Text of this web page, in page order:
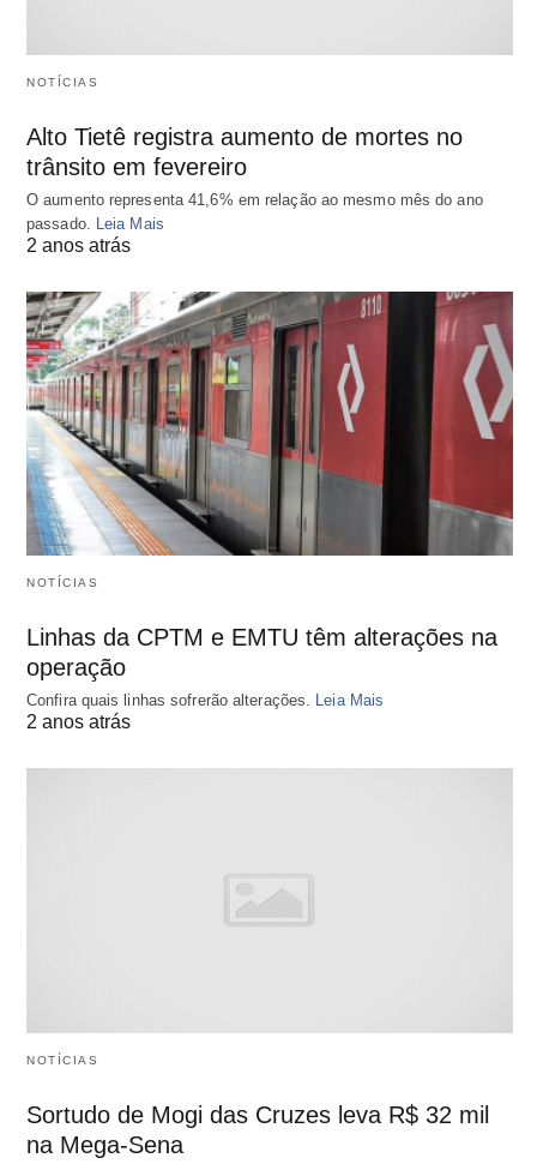
NOTÍCIAS
Alto Tietê registra aumento de mortes no
trânsito em fevereiro
O aumento representa 41,6% em relação ao mesmo mês do ano
passado.
Leia Mais
2 anos atrás
NOTÍCIAS
Linhas da CPTM e EMTU têm alterações na
operação
Confira quais linhas sofrerão alterações. Leia Mais
2 anos atrás
NOTÍCIAS
Sortudo de Mogi das Cruzes leva R$ 32 mil
na Mega-Sena